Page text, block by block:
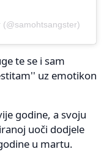
te se i sam
uz emotikon
godine, a svoju
uoči dodjele
u martu.